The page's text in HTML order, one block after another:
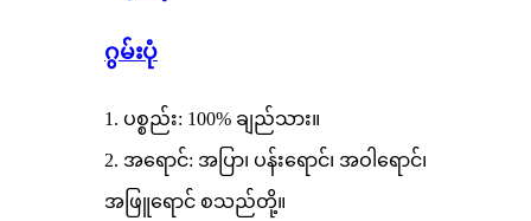
ဂွမ်းပုံ
1. ပစ္စည်း: 100% ချည်သား။
2. အရောင်: အပြာ၊ ပန်းရောင်၊ အဝါရောင်၊
အဖြူရောင် စသည်တို့။